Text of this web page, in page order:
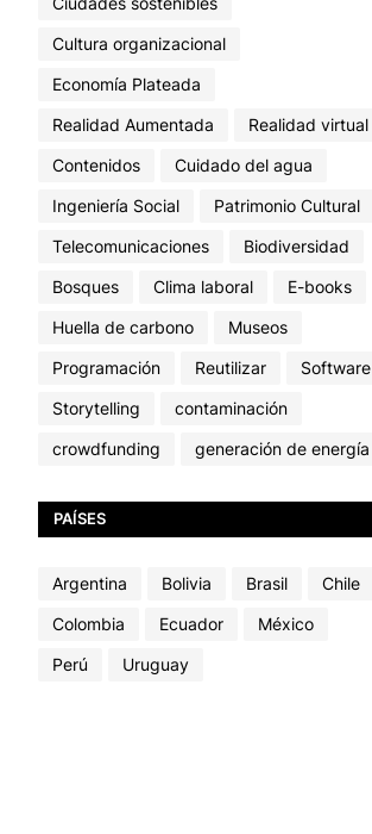
Cultura organizacional
Economía Plateada
Realidad Aumentada
Realidad virtual
Contenidos
Cuidado del agua
Ingeniería Social
Patrimonio Cultural
Telecomunicaciones
Biodiversidad
Bosques
Clima laboral
E-books
Huella de carbono
Museos
Programación
Reutilizar
Software
Storytelling
contaminación
crowdfunding
generación de energía
PAÍSES
Argentina Bolivia Brasil
Chile
Colombia
Ecuador
México
Perú
Uruguay